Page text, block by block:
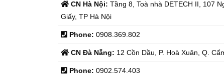
CN Hà Nội: Tầng 8, Toà nhà DETECH II, 107
Giấy, TP Hà Nội
Phone: 0908.369.802
CN Đà Nẵng: 12 Cồn Dầu, P. Hoà Xuân, Q.
Phone: 0902.574.403